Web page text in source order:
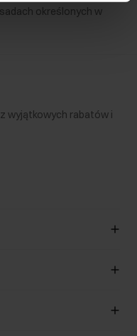
określonych w
wyjątkowych rabatów i